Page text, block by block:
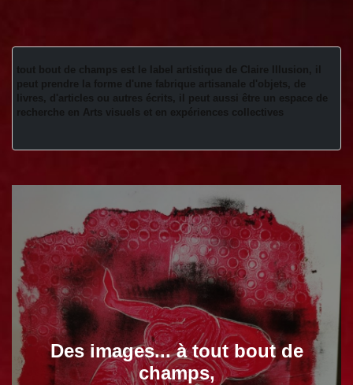
tout bout de champs est le label artistique de Claire Illusion, il
peut prendre la forme d'une fabrique artisanale d'objets, de
livres, d'articles ou autres écrits, il peut aussi être un espace de
recherche en Arts visuels et en expériences collectives
Des images... à tout bout de
champs,